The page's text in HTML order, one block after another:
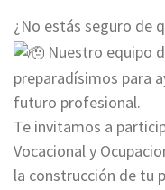
¿No estás seguro de
Nuestro equipo
preparadísimos para
futuro profesional.
Te invitamos a
Vocacional y
la construcción de tu